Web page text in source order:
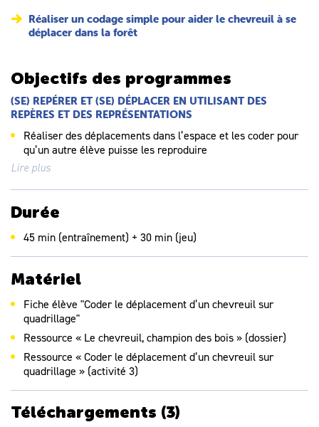
Réaliser un codage simple pour aider le chevreuil à se
déplacer dans la forêt
Objectifs des programmes
(SE) REPÉRER ET (SE) DÉPLACER EN UTILISANT DES
REPÈRES ET DES REPRÉSENTATIONS
Réaliser des déplacements dans l’espace et les coder pour
qu’un autre élève puisse les reproduire
Lire plus
Durée
45 min (entraînement) + 30 min (jeu)
Matériel
Fiche élève "Coder le déplacement d’un chevreuil sur
quadrillage"
Ressource « Le chevreuil, champion des bois » (dossier)
Ressource « Coder le déplacement d’un chevreuil sur
quadrillage » (activité 3)
Téléchargements (3)